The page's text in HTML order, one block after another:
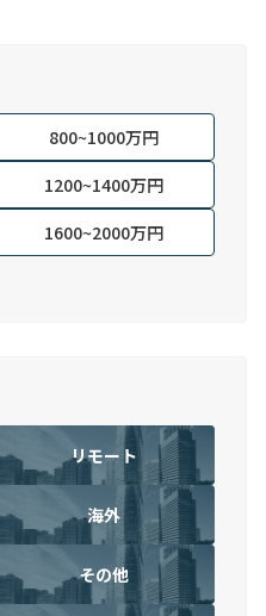
800~1000万円
1200~1400万円
1600~2000万円
リモート
海外
その他